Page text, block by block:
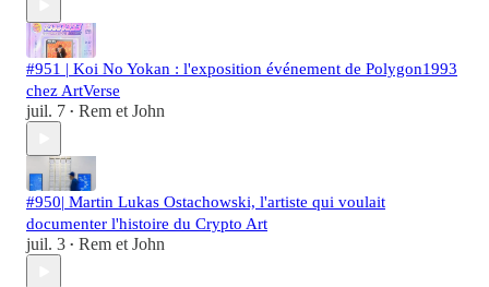
#951 | Koi No Yokan : l'exposition événement de Polygon1993
chez ArtVerse
juil. 7 • Rem et John
#950| Martin Lukas Ostachowski, l'artiste qui voulait
documenter l'histoire du Crypto Art
juil. 3 • Rem et John